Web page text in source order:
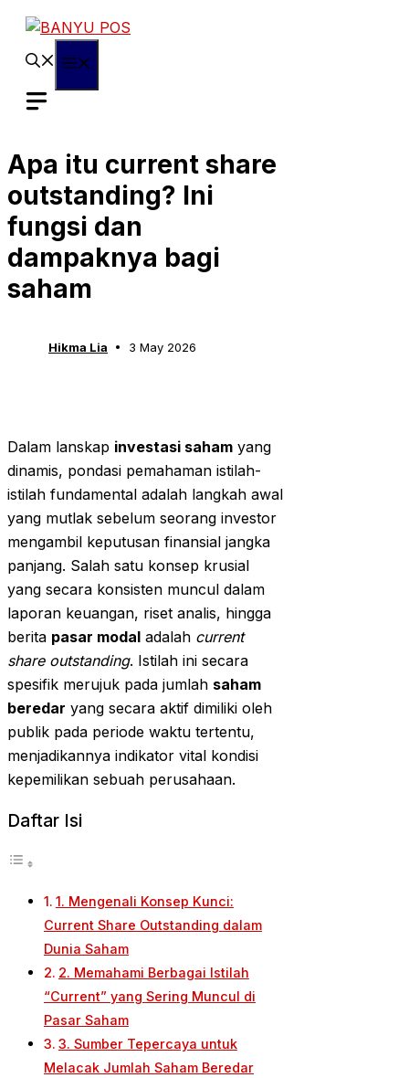
Skip
content
Apa itu current share
outstanding? Ini
fungsi dan
dampaknya bagi
saham
Hikma Lia 3 May 2026
Dalam lanskap investasi saham yang
dinamis, pondasi pemahaman istilah-
istilah fundamental adalah langkah awal
yang mutlak sebelum seorang investor
mengambil keputusan finansial jangka
panjang. Salah satu konsep krusial
yang secara konsisten muncul dalam
laporan keuangan, riset analis, hingga
berita pasar modal adalah current
share outstanding. Istilah ini secara
spesifik merujuk pada jumlah saham
beredar yang secara aktif dimiliki oleh
publik pada periode waktu tertentu,
menjadikannya indikator vital kondisi
kepemilikan sebuah perusahaan.
Daftar Isi
1. Mengenali Konsep Kunci:
Current Share Outstanding dalam
Dunia Saham
2. Memahami Berbagai Istilah
“Current” yang Sering Muncul di
Pasar Saham
3. Sumber Tepercaya untuk
Melacak Jumlah Saham Beredar